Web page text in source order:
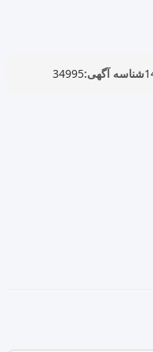
شناسه آگهی:34995